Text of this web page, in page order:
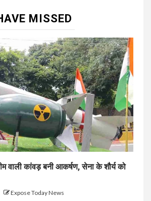
MISSED
वाली कांवड़ बनी आकर्षण, सेना के शौर्य को
Expose Today News